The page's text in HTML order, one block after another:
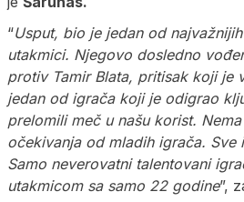
“Usput, bio je jedan od
utakmici. Njegovo dosledno
protiv Tamir Blata, pritisak koji je
jedan od igrača koji je odigrao
prelomili meč u našu korist.
očekivanja od mladih igrača.
Samo neverovatni talentovani
utakmicom sa samo 22 godine”,